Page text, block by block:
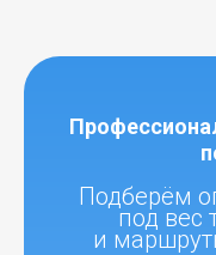
Подберём
под вес
и